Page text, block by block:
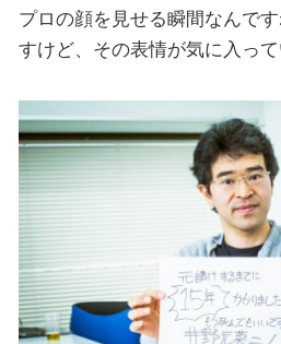
プロの顔を見せる瞬間なんで
すけど、その表情が気に入って